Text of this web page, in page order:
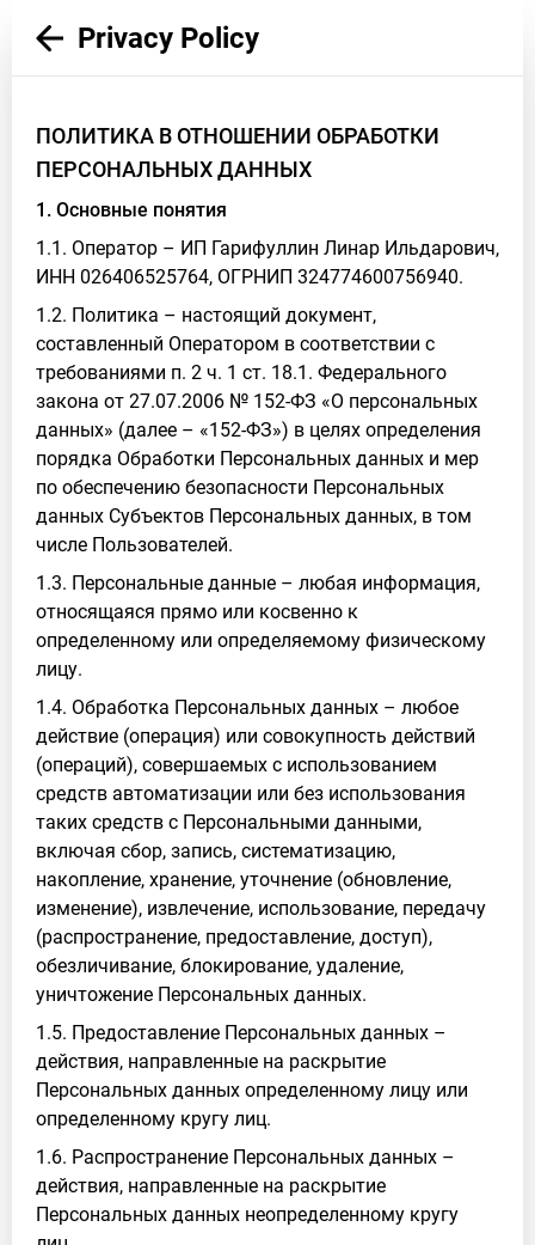
Privacy Policy
ПОЛИТИКА В ОТНОШЕНИИ ОБРАБОТКИ
ПЕРСОНАЛЬНЫХ ДАННЫХ
1. Основные понятия
1.1. Оператор – ИП Гарифуллин Линар Ильдарович,
ИНН 026406525764, ОГРНИП 324774600756940.
1.2. Политика – настоящий документ,
составленный Оператором в соответствии с
требованиями п. 2 ч. 1 ст. 18.1. Федерального
закона от 27.07.2006 № 152-ФЗ «О персональных
данных» (далее – «152-ФЗ») в целях определения
порядка Обработки Персональных данных и мер
по обеспечению безопасности Персональных
данных Субъектов Персональных данных, в том
числе Пользователей.
1.3. Персональные данные – любая информация,
относящаяся прямо или косвенно к
определенному или определяемому физическому
лицу.
1.4. Обработка Персональных данных – любое
действие (операция) или совокупность действий
(операций), совершаемых с использованием
средств автоматизации или без использования
таких средств с Персональными данными,
включая сбор, запись, систематизацию,
накопление, хранение, уточнение (обновление,
изменение), извлечение, использование, передачу
(распространение, предоставление, доступ),
обезличивание, блокирование, удаление,
уничтожение Персональных данных.
1.5. Предоставление Персональных данных –
действия, направленные на раскрытие
Персональных данных определенному лицу или
определенному кругу лиц.
1.6. Распространение Персональных данных –
действия, направленные на раскрытие
Персональных данных неопределенному кругу